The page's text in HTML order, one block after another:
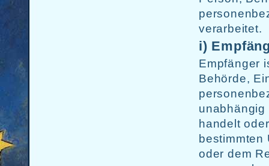
verarbeitet.
i)
Empfänger
Behörde,
handelt
oder dem